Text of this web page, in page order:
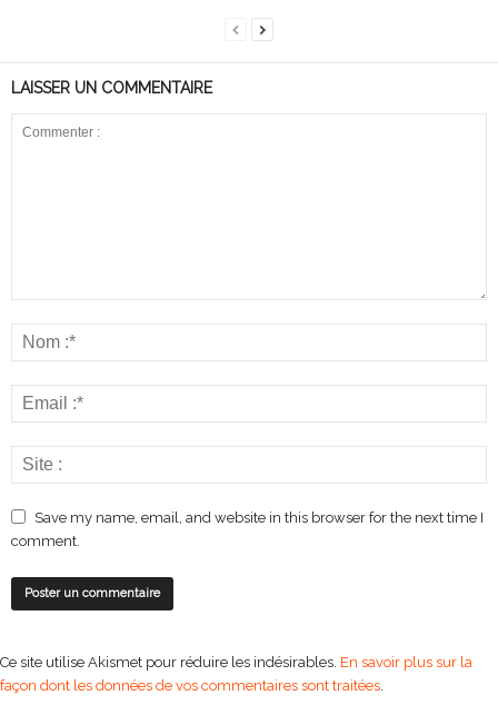
LAISSER UN COMMENTAIRE
Save my name, email, and website in this browser for the next time I
comment.
Ce site utilise Akismet pour réduire les indésirables. En savoir plus sur la
façon dont les données de vos commentaires sont traitées